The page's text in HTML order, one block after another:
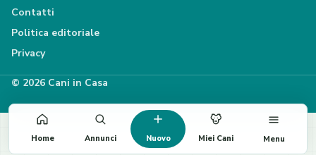
Contatti
Politica editoriale
Privacy
© 2026 Cani in Casa
Home Annunci Nuovo Miei Cani Menu